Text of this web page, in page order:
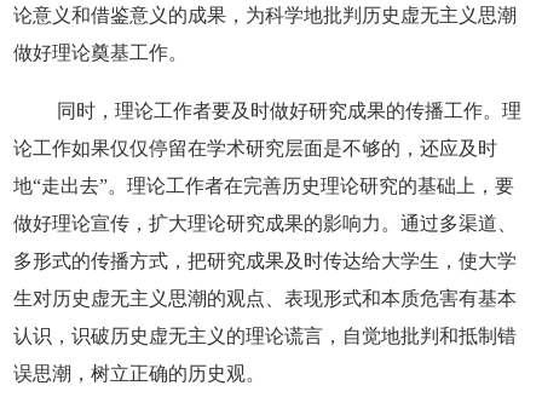
论意义和借鉴意义的成果，为科学地批判历史虚无主义思潮
做好理论奠基工作。
同时，理论工作者要及时做好研究成果的传播工作。理
论工作如果仅仅停留在学术研究层面是不够的，还应及时
地“走出去”。理论工作者在完善历史理论研究的基础上，要
做好理论宣传，扩大理论研究成果的影响力。通过多渠道、
多形式的传播方式，把研究成果及时传达给大学生，使大学
生对历史虚无主义思潮的观点、表现形式和本质危害有基本
认识，识破历史虚无主义的理论谎言，自觉地批判和抵制错
误思潮，树立正确的历史观。